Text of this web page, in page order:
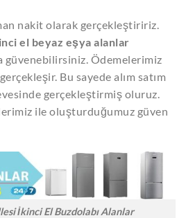
nakit olarak gerçekleştiririz.
el beyaz eşya alanlar
güvenebilirsiniz. Ödemelerimiz
Bu sayede alım satım
gerçekleştirmiş oluruz.
ile oluşturduğumuz güven
İkinci El Buzdolabı Alanlar